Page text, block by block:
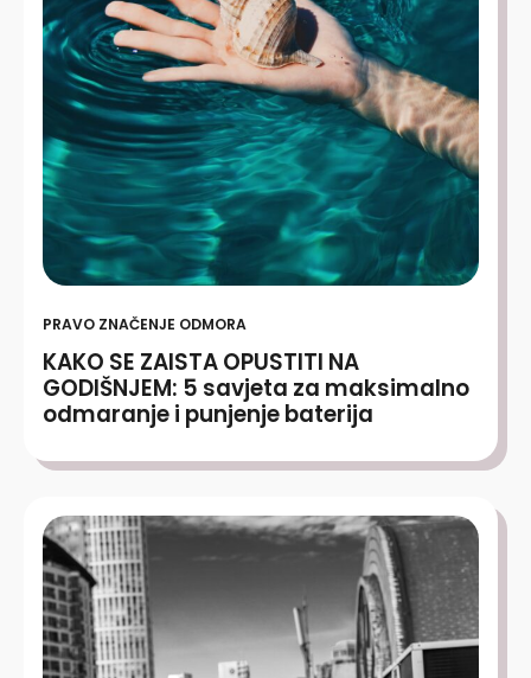
PRAVO ZNAČENJE ODMORA
KAKO SE ZAISTA OPUSTITI NA
GODIŠNJEM: 5 savjeta za maksimalno
odmaranje i punjenje baterija